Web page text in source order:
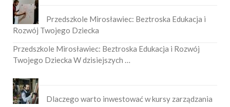
Przedszkole Mirosławiec: Beztroska Edukacja i
Rozwój Twojego Dziecka
Przedszkole Mirosławiec: Beztroska Edukacja i Rozwój
Twojego Dziecka W dzisiejszych …
Dlaczego warto inwestować w kursy zarządzania